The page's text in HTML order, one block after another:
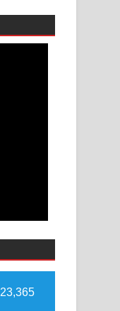
23,365